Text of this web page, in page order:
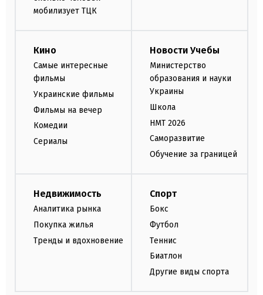
мобилизует ТЦК
Кино
Самые интересные
фильмы
Украинские фильмы
Фильмы на вечер
Комедии
Сериалы
Новости Учебы
Министерство
образования и науки
Украины
Школа
НМТ 2026
Саморазвитие
Обучение за границей
Недвижимость
Аналитика рынка
Покупка жилья
Тренды и вдохновение
Спорт
Бокс
Футбол
Теннис
Биатлон
Другие виды спорта